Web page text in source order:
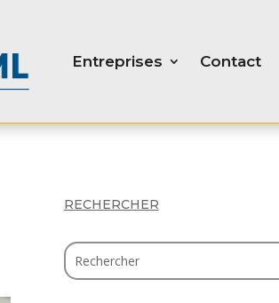
Entreprises Contact
RECHERCHER